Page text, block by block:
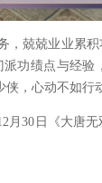
兢兢业业累积
功绩点与经验
，心动不如行
30日《大唐无